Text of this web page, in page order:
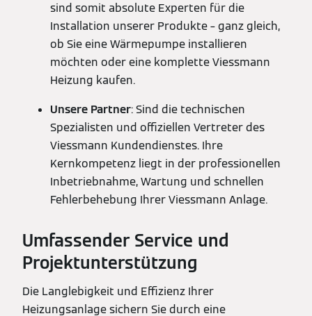
sind somit absolute Experten für die
Installation unserer Produkte – ganz gleich,
ob Sie eine Wärmepumpe installieren
möchten oder eine komplette Viessmann
Heizung kaufen.
Unsere Partner: Sind die technischen
Spezialisten und offiziellen Vertreter des
Viessmann Kundendienstes. Ihre
Kernkompetenz liegt in der professionellen
Inbetriebnahme, Wartung und schnellen
Fehlerbehebung Ihrer Viessmann Anlage.
Umfassender Service und
Projektunterstützung
Die Langlebigkeit und Effizienz Ihrer
Heizungsanlage sichern Sie durch eine